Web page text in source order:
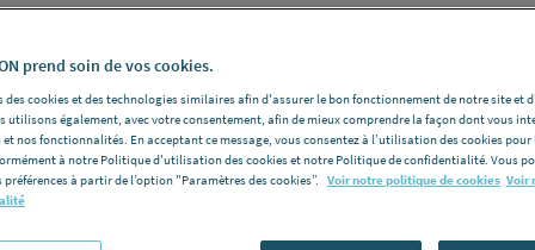
SEMA
SEMA
prend soin de vos cookies.
des cookies et des technologies similaires afin d'assurer le bon fonctionnement de notre site et
utilisons également, avec votre consentement, afin de mieux comprendre la façon dont vous
nos fonctionnalités. En acceptant ce message, vous consentez à l’utilisation des cookies pour
à notre Politique d'utilisation des cookies et notre Politique de confidentialité. Vous
à partir de l’option "Paramètres des cookies”.
Voir notre politique de cookies Voir